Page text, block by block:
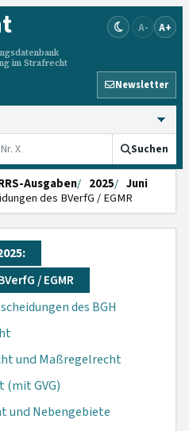
im Strafrecht
A- A+
Newsletter
Suchen
Ausgaben 2025
Juni
des BVerfG / EGMR
/ EGMR
des BGH
und Maßregelrecht
(mit GVG)
und Nebengebiete